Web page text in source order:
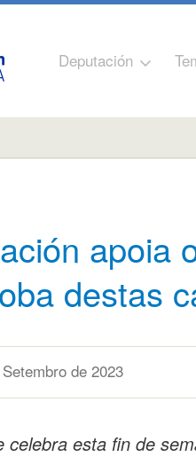
Deputación
apoia
destas
de 2023
celebra esta fin de